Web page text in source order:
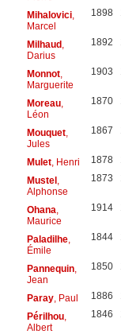
Mihalovici,
Marcel
1898
Milhaud,
Darius
1892
Monnot,
Marguerite
1903
Moreau,
Léon
1870
Mouquet,
Jules
1867
Mulet, Henri 1878
Mustel,
Alphonse
1873
Ohana
Maurice
1914
Paladilhe,
Émile
1844
Pannequin,
Jean
1850
Paray, Paul 1886
Périlhou,
Albert
1846